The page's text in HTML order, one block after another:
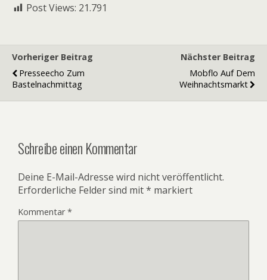
Post Views: 21.791
Vorheriger Beitrag
Presseecho Zum
Bastelnachmittag
Nächster Beitrag
Mobflo Auf Dem
Weihnachtsmarkt
Schreibe einen Kommentar
Deine E-Mail-Adresse wird nicht veröffentlicht.
Erforderliche Felder sind mit* markiert
Kommentar*